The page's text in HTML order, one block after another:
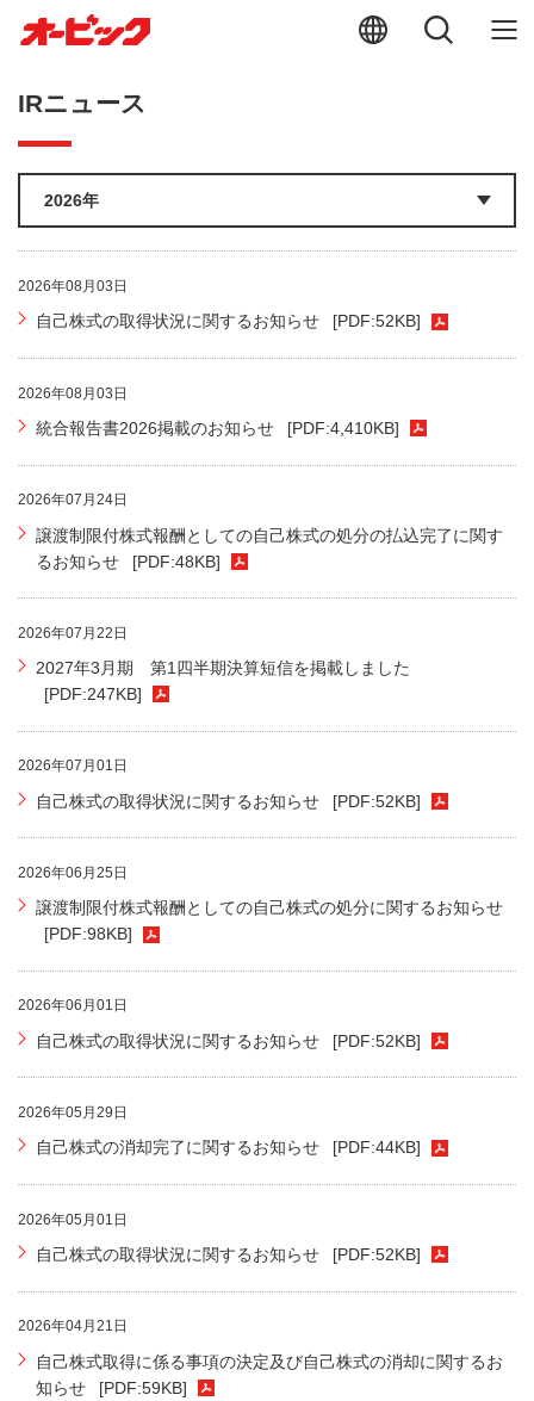
IRニュース
2026年08月03日
自己株式の取得状況に関するお知らせ [PDF:52KB]
2026年08月03日
統合報告書2026掲載のお知らせ [PDF:4,410KB]
2026年07月24日
譲渡制限付株式報酬としての自己株式の処分の払込完了に関す
るお知らせ
[PDF:48KB]
2026年07月22日
2027年3月期 第1四半期決算短信を掲載しました
[PDF:247KB]
2026年07月01日
自己株式の取得状況に関するお知らせ [PDF:52KB]
2026年06月25日
譲渡制限付株式報酬としての自己株式の処分に関するお知らせ
[PDF:98KB]
2026年06月01日
自己株式の取得状況に関するお知らせ [PDF:52KB]
2026年05月29日
自己株式の消却完了に関するお知らせ [PDF:44KB]
2026年05月01日
自己株式の取得状況に関するお知らせ [PDF:52KB]
2026年04月21日
自己株式取得に係る事項の決定及び自己株式の消却に関するお
知らせ
[PDF:59KB]